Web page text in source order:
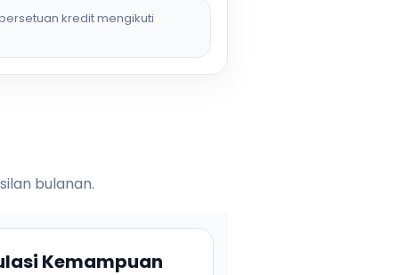
kredit mengikuti
bulanan.
Kemampuan